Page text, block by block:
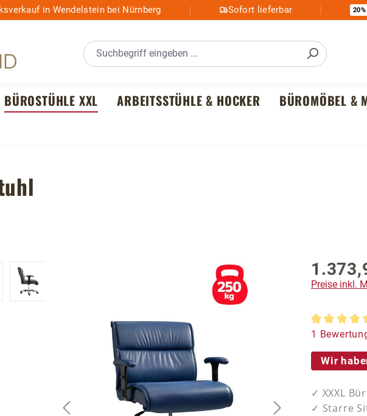
in Wendelstein bei Nürnberg Sofort lieferbar 20%
BÜROSTÜHLE XXL ARBEITSSTÜHLE & HOCKER BÜROMÖBEL &
Preise inkl.
1
Wir
✓ XXXL
✓ Starre